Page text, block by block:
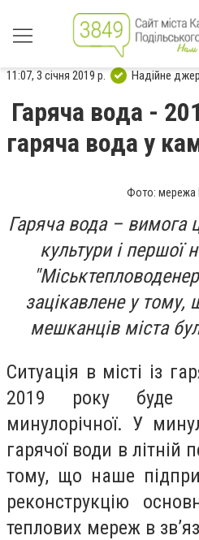
11:07, 3 січня 2019 р. Надійне
Гаряча вода -
гаряча вода у
Фото: мережа
Гаряча вода – вимога
культури і першої
зацікавлене у тому,
мешканців міста
Ситуація в місті із
2019 року буде
минулорічної. У
гарячої води в літній
тому, що наше
реконструкцію
теплових мереж в